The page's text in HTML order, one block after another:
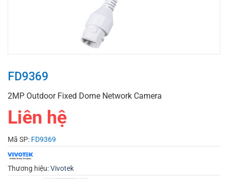
FD9369
2MP Outdoor Fixed Dome Network Camera
Liên hệ
Mã SP: FD9369
Thương hiệu:Vivotek